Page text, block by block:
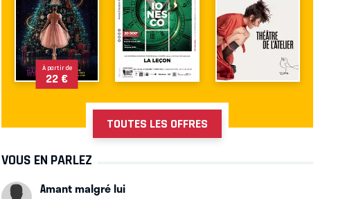
À partir de
22 €
TOUTES LES OFFRES
VOUS EN PARLEZ
Amant malgré lui